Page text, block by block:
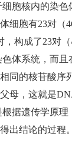
胞核内的染
细胞有23对（
构成了23对
体系统，而
同的核苷酸序
母，这就是
据遗传学原
出结论的过